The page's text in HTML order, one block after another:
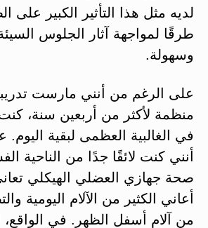
لديه مثل هذا التأثير الكبير على
طرقًا لمواجهة آثار الجلوس
وسهولة.
على الرغم من أنني مارست
منظمة لأكثر من أربعين سنة،
في الغالبية العظمى لبقية
أنني كنت لائقًا جدًا من الناحية
صحة جهازي العضلي الهيكلي
أعاني الكثير من الآلام اليومية
من آلام أسفل الظهر. في